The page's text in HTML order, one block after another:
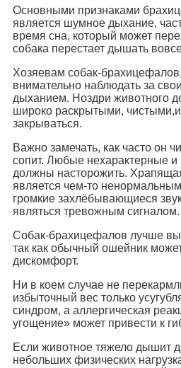
Основными признаками
является шумное дыхание,
время сна, который может
собака перестает дышать
Хозяевам собак-
внимательно наблюдать за
дыханием. Ноздри животного
широко раскрытыми,
закрываться.
Важно замечать, как часто он
сопит. Любые нехарактерные и
должны насторожить.
является чем-то
громкие захлёбывающиеся
являться тревожным сигналом.
Собак-брахицефалов лучше
так как обычный ошейник
дискомфорт.
Ни в коем случае не
избыточный вес только
синдром, а аллергическая
угощение» может привести к
Если животное тяжело дышит
небольших физических